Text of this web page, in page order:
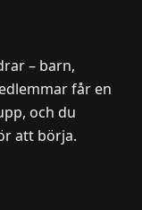
– barn,
får en
och du
att börja.